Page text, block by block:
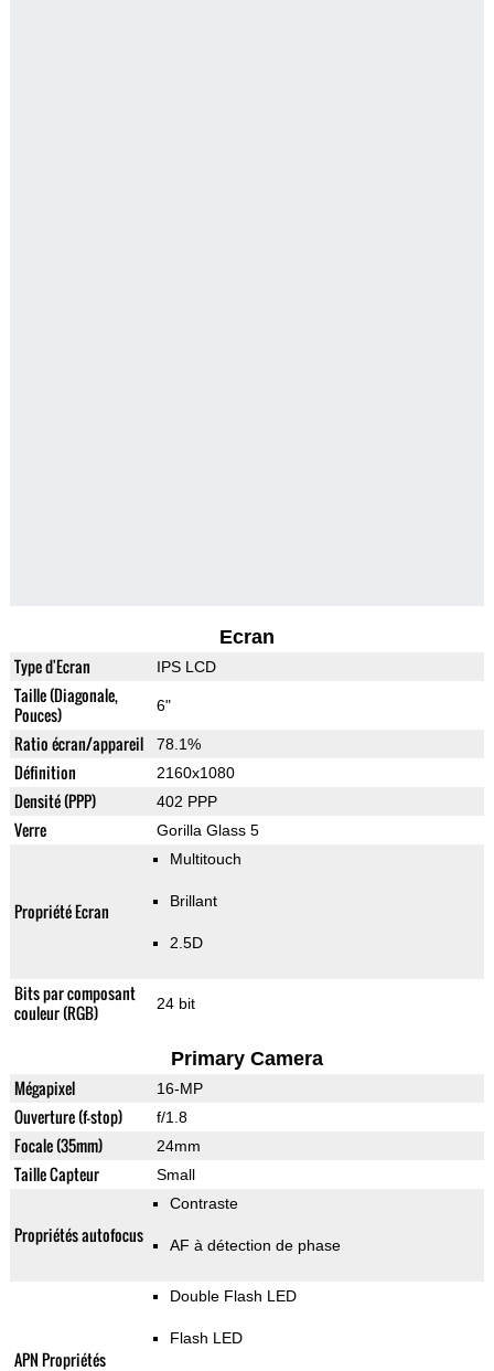
Ecran
Type d'Ecran IPS LCD
Taille (Diagonale,
Pouces)
6"
Ratio écran/appareil 78.1%
Définition 2160x1080
Densité (PPP) 402 PPP
Verre Gorilla Glass 5
Propriété Ecran
Multitouch
Brillant
2.5D
Bits par composant
couleur (RGB)
24 bit
Primary Camera
Mégapixel 16-MP
Ouverture (f-stop) f/1.8
Focale (35mm) 24mm
Taille Capteur Small
Propriétés autofocus
Contraste
AF à détection de phase
APN Propriétés
Double Flash LED
Flash LED